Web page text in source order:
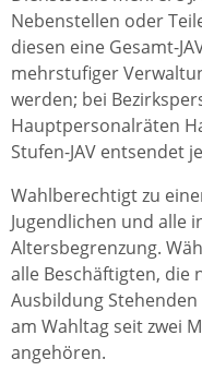
Nebenstellen oder
diesen eine Gesamt-
mehrstufiger
werden; bei
Hauptpersonalräten
Stufen-JAV entsendet
Wahlberechtigt zu
Jugendlichen und alle
Altersbegrenzung.
alle Beschäftigten, die
Ausbildung
am Wahltag seit zwei
angehören.